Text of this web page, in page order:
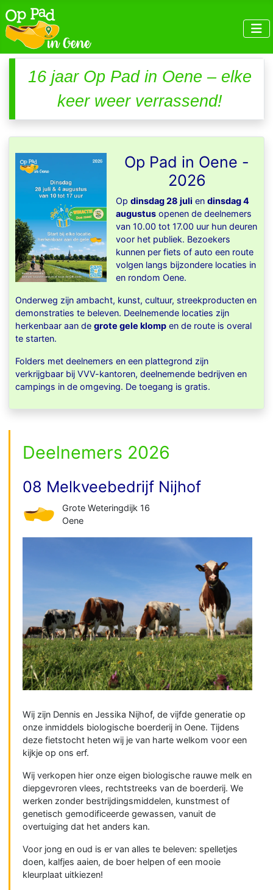
16 jaar Op Pad in Oene – elke
keer weer verrassend!
Op Pad in Oene -
2026
Opdinsdag 28 juli endinsdag 4
augustus openen de deelnemers
van 10.00 tot 17.00 uur hun deuren
voor het publiek. Bezoekers
kunnen per fiets of auto een route
volgen langs bijzondere locaties in
en rondom Oene.
Onderweg zijn ambacht, kunst, cultuur, streekproducten en
demonstraties te beleven. Deelnemende locaties zijn
herkenbaar aan degrote gele klomp en de route is overal
te starten.
Folders met deelnemers en een plattegrond zijn
verkrijgbaar bij VVV-kantoren, deelnemende bedrijven en
campings in de omgeving. De toegang is gratis.
Deelnemers 2026
08 Melkveebedrijf Nijhof
Grote Weteringdijk 16
Oene
Wij zijn Dennis en Jessika Nijhof, de vijfde generatie op
onze inmiddels biologische boerderij in Oene. Tijdens
deze fietstocht heten wij je van harte welkom voor een
kijkje op ons erf.
Wij verkopen hier onze eigen biologische rauwe melk en
diepgevroren vlees, rechtstreeks van de boerderij. We
werken zonder bestrijdingsmiddelen, kunstmest of
genetisch gemodificeerde gewassen, vanuit de
overtuiging dat het anders kan.
Voor jong en oud is er van alles te beleven: spelletjes
doen, kalfjes aaien, de boer helpen of een mooie
kleurplaat uitkiezen!